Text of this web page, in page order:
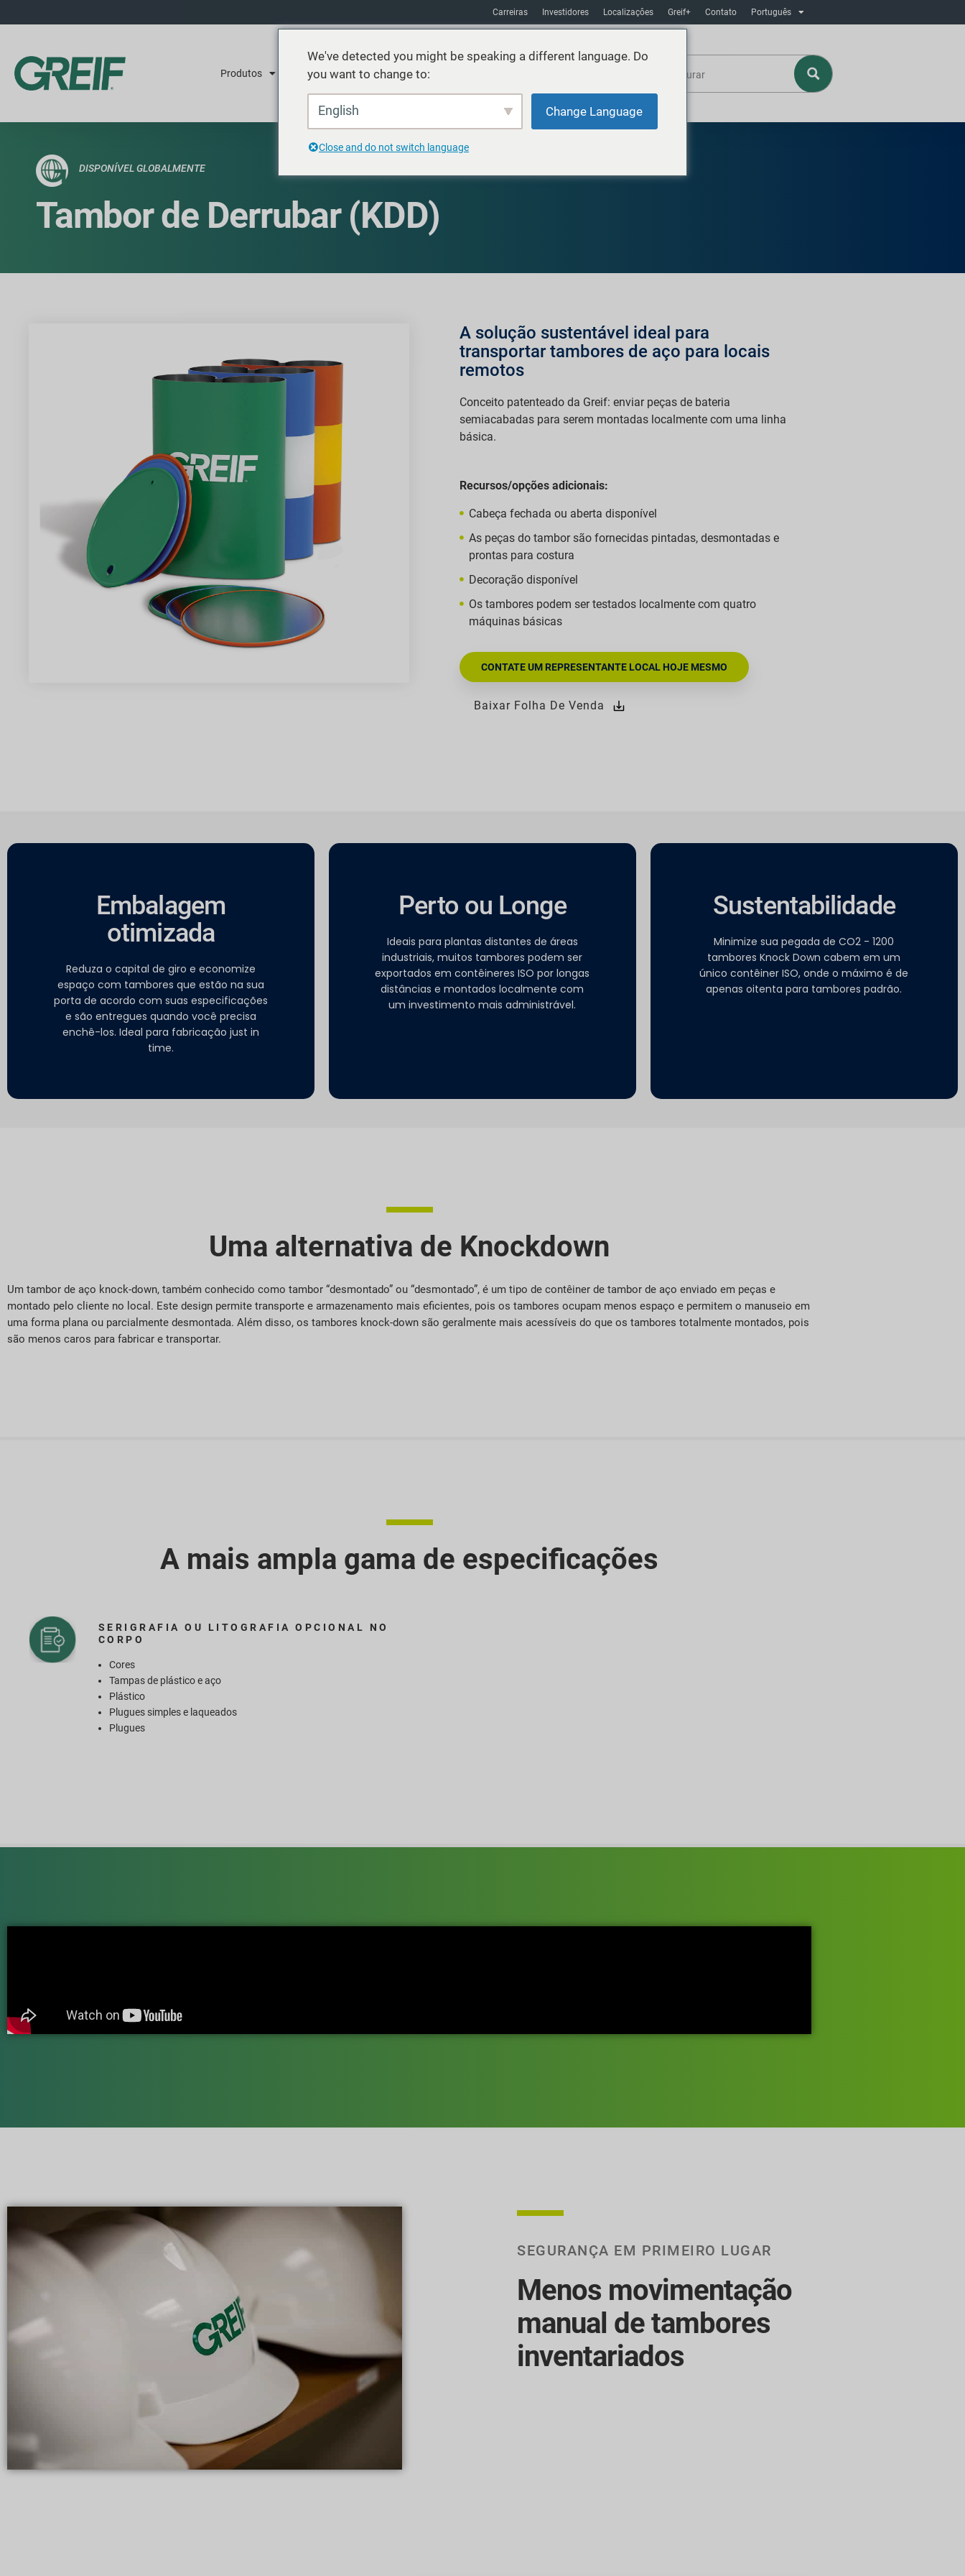
Carreiras Investidores Localizaçôes Greif+ Contato Português
Produtos Serviços Sustentabilidade
DISPONÍVEL GLOBALMENTE
Tambor de Derrubar (KDD)
A solução sustentável ideal para
transportar tambores de aço para locais
remotos
Conceito patenteado da Greif: enviar peças de bateria
semiacabadas para serem montadas localmente com uma linha
básica.
Recursos/opções adicionais:
Cabeça fechada ou aberta disponível
As peças do tambor são fornecidas pintadas, desmontadas e
prontas para costura
Decoração disponível
Os tambores podem ser testados localmente com quatro
máquinas básicas
CONTATE UM REPRESENTANTE LOCAL HOJE MESMO
Baixar Folha De Venda
Embalagem
otimizada
Reduza o capital de giro e economize
espaço com tambores que estão na sua
porta de acordo com suas especificações
e são entregues quando você precisa
enchê-los. Ideal para fabricação just in
time.
Perto ou Longe
Ideais para plantas distantes de áreas
industriais, muitos tambores podem ser
exportados em contêineres ISO por longas
distâncias e montados localmente com
um investimento mais administrável.
Sustentabilidade
Minimize sua pegada de CO2 - 1200
tambores Knock Down cabem em um
único contêiner ISO, onde o máximo é de
apenas oitenta para tambores padrão.
Uma alternativa de Knockdown
Um tambor de aço knock-down, também conhecido como tambor “desmontado” ou “desmontado”, é um tipo de contêiner de tambor de aço enviado em peças e
montado pelo cliente no local. Este design permite transporte e armazenamento mais eficientes, pois os tambores ocupam menos espaço e permitem o manuseio em
uma forma plana ou parcialmente desmontada. Além disso, os tambores knock-down são geralmente mais acessíveis do que os tambores totalmente montados, pois
são menos caros para fabricar e transportar.
A mais ampla gama de especificações
SERIGRAFIA OU LITOGRAFIA OPCIONAL NO
CORPO
Cores
Tampas de plástico e aço
Plástico
Plugues simples e laqueados
Plugues
SEGURANÇA EM PRIMEIRO LUGAR
Menos movimentação
manual de tambores
inventariados
We've detected you might be speaking a different language. Do
you want to change to:
English Change Language
Close and do not switch language